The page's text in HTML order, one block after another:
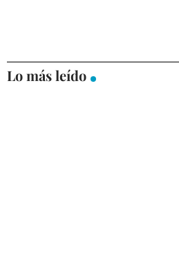
Lo más leído